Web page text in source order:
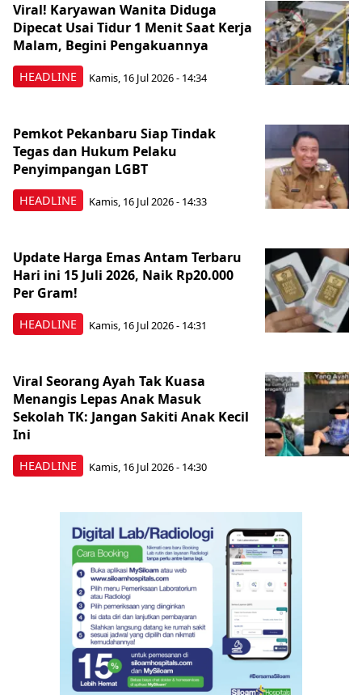
HEADLINE
Viral! Karyawan Wanita Diduga
Dipecat Usai Tidur 1 Menit Saat Kerja
Malam, Begini Pengakuannya
Kamis, 16 Jul 2026 - 14:34
HEADLINE
Pemkot Pekanbaru Siap Tindak
Tegas dan Hukum Pelaku
Penyimpangan LGBT
Kamis, 16 Jul 2026 - 14:33
HEADLINE
Update Harga Emas Antam Terbaru
Hari ini 15 Juli 2026, Naik Rp20.000
Per Gram!
Kamis, 16 Jul 2026 - 14:31
HEADLINE
Viral Seorang Ayah Tak Kuasa
Menangis Lepas Anak Masuk
Sekolah TK: Jangan Sakiti Anak Kecil
Ini
Kamis, 16 Jul 2026 - 14:30